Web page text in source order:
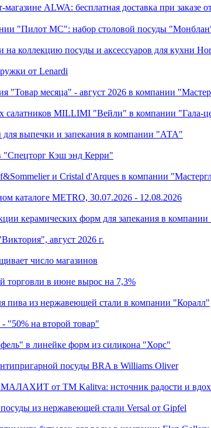
ALWA: бесплатная доставка при заказе
"Пилот МС": набор столовой посуды
на коллекцию посуды и аксессуаров для кухни
от Lenardi
"Товар месяца" - август 2026 в компании
салатников MILLIMI "Вейли" в компании "Гала-
выпечки и запекания в компании "АТА"
"Спецторг Кэш энд Керри"
и Cristal d'Arques в компании
каталоге METRO, 30.07.2026 - 12.08.2026
керамических форм для запекания в
август 2026 г.
число магазинов
торговли в июне вырос на 7,3%
пива из нержавеющей стали в компании "Коралл"
"50% на второй товар"
в линейке форм из силикона "Хорс"
посуды BRA в Williams Oliver
МАЛАХИТ от ТМ Kalitva: источник радости и
из нержавеющей стали Versal от Gipfel